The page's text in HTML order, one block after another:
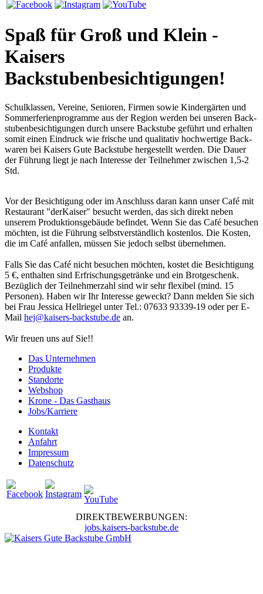
Spaß für Groß und Klein -
Kaisers
Backstubenbesichtigungen!
Schulklassen, Vereine, Senioren, Firmen sowie Kinder­gärten und
Sommer­ferien­programme aus der Region werden bei unseren Back­
stuben­besichtigungen durch unsere Back­stube geführt und erhalten
somit einen Eindruck wie frische und qualitativ hoch­wertige Back­
waren bei Kaisers Gute Backstube her­gestellt werden. Die Dauer
der Führung liegt je nach Interesse der Teil­nehmer zwischen 1,5-2
Std.
Vor der Besichtig­ung oder im Anschluss daran kann unser Café mit
Restaurant "derKaiser" besucht werden, das sich direkt neben
unserem Produktions­gebäude befindet. Wenn Sie das Café besuchen
möchten, ist die Führung selbst­verständlich kostenlos. Die Kosten,
die im Café anfallen, müssen Sie jedoch selbst über­nehmen.
Falls Sie das Café nicht besuchen möchten, kostet die Besichtigung
5 €, ent­halten sind Erfrischungs­getränke und ein Brot­geschenk.
Bezüglich der Teil­nehmerzahl sind wir sehr flexibel (mind. 15
Personen). Haben wir Ihr Interesse geweckt? Dann melden Sie sich
bei Frau Jessica Hellriegel unter Tel.: 07633 93339-19 oder per E-
Mail hej@kaisers-backstube.de an.
Wir freuen uns auf Sie!!
Das Unternehmen
Produkte
Standorte
Webshop
Krone - Das Gasthaus
Jobs/Karriere
Kontakt
Anfahrt
Impressum
Datenschutz
DIREKTBEWERBUNGEN:
jobs.kaisers-backstube.de